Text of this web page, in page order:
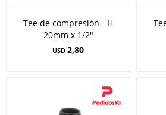
Tee de compresión - H
20mm x 1/2"
USD 2,80